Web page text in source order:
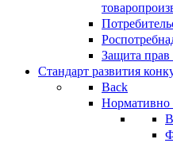
Защита прав
Стандарт развития
Back
Нормативно